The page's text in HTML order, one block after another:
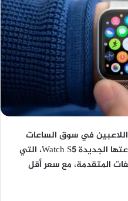
في سوق الساعات
الذكية، تطلقت شركة “شاومي” ساعتها الجديدة Watch S5، التي
المتقدمة، مع سعر أقل